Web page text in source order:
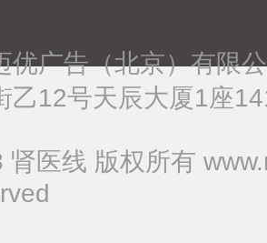
优广告（北京）有限
乙12号天辰大厦1座
肾医线 版权所有